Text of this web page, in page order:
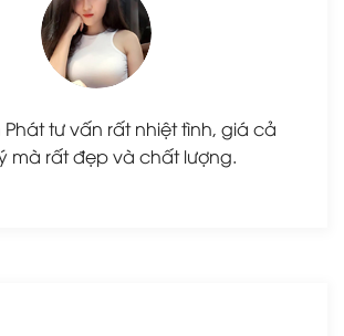
Phát tư vấn rất nhiệt tình, giá cả
mà rất đẹp và chất lượng.